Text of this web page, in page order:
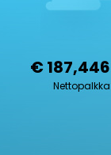
€ 187,446
Nettopalkka